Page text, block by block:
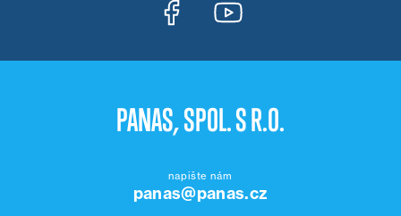
PANAS, SPOL. S R.O.
napište nám
panas@panas.cz